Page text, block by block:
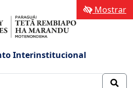
Interinstitucional
Mostrar